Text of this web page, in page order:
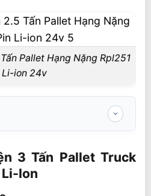
Pallet Hạng Nặng Rpl251
Li-ion 24v
Ion
tải cao
3 Tấn Pallet Truck
Li-Ion